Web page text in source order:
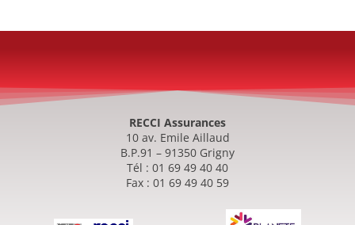
RECCI Assurances
10 av. Emile Aillaud
B.P.91 – 91350 Grigny
Tél : 01 69 49 40 40
Fax : 01 69 49 40 59